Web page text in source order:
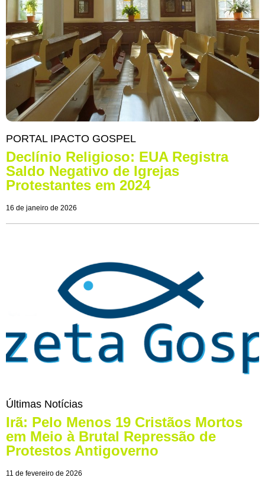
PORTAL IPACTO GOSPEL
Declínio Religioso: EUA Registra
Saldo Negativo de Igrejas
Protestantes em 2024
16 de janeiro de 2026
Últimas Notícias
Irã: Pelo Menos 19 Cristãos Mortos
em Meio à Brutal Repressão de
Protestos Antigoverno
11 de fevereiro de 2026